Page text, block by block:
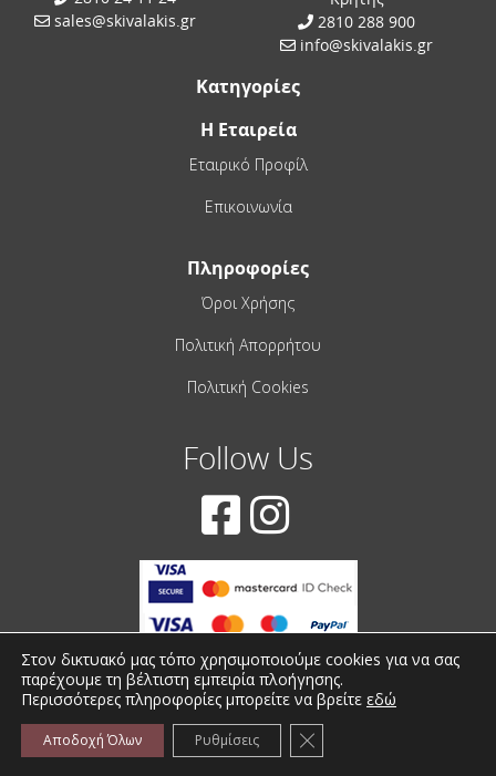
sales@skivalakis.gr
2810 288 900
info@skivalakis.gr
Κατηγορίες
Η Εταιρεία
Εταιρικό Προφίλ
Επικοινωνία
Πληροφορίες
Όροι Χρήσης
Πολιτική Απορρήτου
Πολιτική Cookies
Follow Us
© 2001-2022 – All Rights Reserved
Στον δικτυακό μας τόπο χρησιμοποιούμε cookies για να σας
παρέχουμε τη βέλτιστη εμπειρία πλοήγησης.
Περισσότερες πληροφορίες μπορείτε να βρείτε εδώ
Αποδοχή Όλων Ρυθμίσεις Κλείσιμο του Cookie